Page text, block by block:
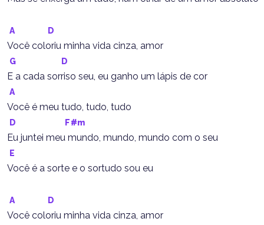
A D
Você coloriu minha vida cinza, amor
G D
E a cada sorriso seu, eu ganho um lápis de cor
A
Você é meu tudo, tudo, tudo
D F#m
Eu juntei meu mundo, mundo, mundo com o seu
E
Você é a sorte e o sortudo sou eu
A D
Você coloriu minha vida cinza, amor